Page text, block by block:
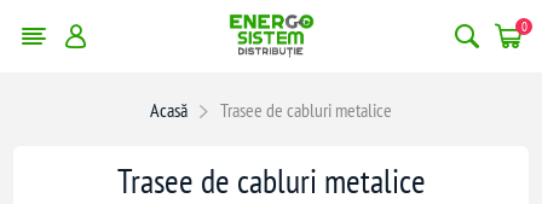
0
Acasă
Trasee de cabluri metalice
Trasee de cabluri metalice